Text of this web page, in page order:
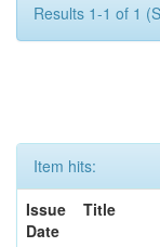
Results 1-1 of 1
Item hits:
Issue
Date
Title